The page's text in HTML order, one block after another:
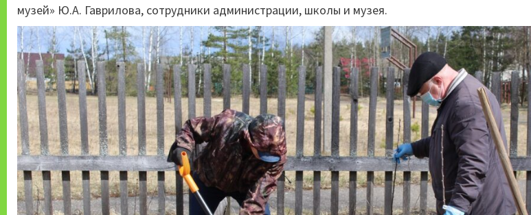
музей» Ю.А. Гаврилова, сотрудники администрации, школы и музея.